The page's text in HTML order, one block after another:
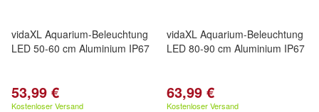
vidaXL Aquarium-Beleuchtung
LED 50-60 cm Aluminium IP67
53,99 €
Kostenloser Versand
vidaXL Aquarium-Beleuchtung
LED 80-90 cm Aluminium IP67
63,99 €
Kostenloser Versand